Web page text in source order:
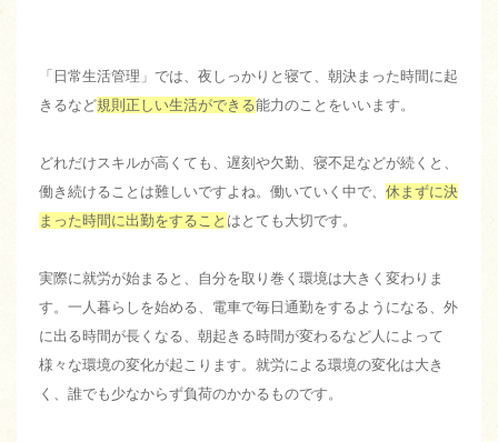
「日常生活管理」では、夜しっかりと寝て、朝決まった時間に起
きるなど規則正しい生活ができる能力のことをいいます。
どれだけスキルが高くても、遅刻や欠勤、寝不足などが続くと、
働き続けることは難しいですよね。働いていく中で、 休まずに決
まった時間に出勤をすること はとても大切です。
実際に就労が始まると、自分を取り巻く環境は大きく変わりま
す。一人暮らしを始める、電車で毎日通勤をするようになる、外
に出る時間が長くなる、朝起きる時間が変わるなど人によって
様々な環境の変化が起こります。就労による環境の変化は大き
く、誰でも少なからず負荷のかかるものです。